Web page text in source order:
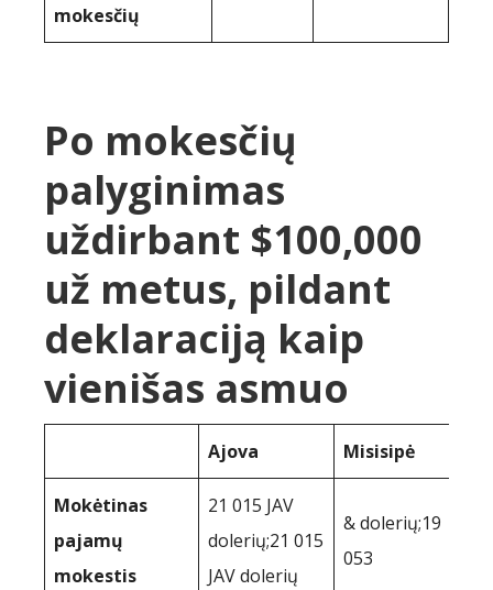
mokesčių
Po mokesčių
palyginimas
uždirbant $100,000
už metus, pildant
deklaraciją kaip
vienišas asmuo
Ajova Misisipė
Mokėtinas
pajamų
mokestis
21 015 JAV
dolerių;21 015
JAV dolerių
& dolerių;19
053